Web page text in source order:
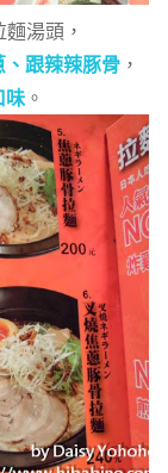
湯頭，
跟辣辣豚骨 ，
味 。